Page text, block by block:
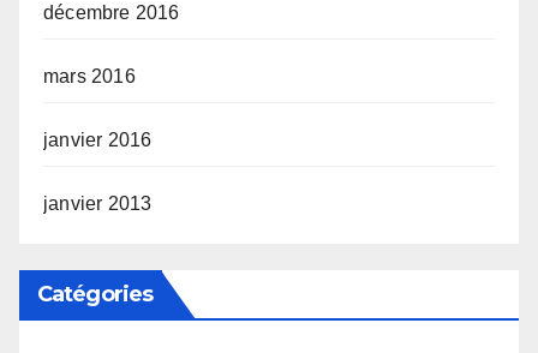
décembre 2016
mars 2016
janvier 2016
janvier 2013
Catégories